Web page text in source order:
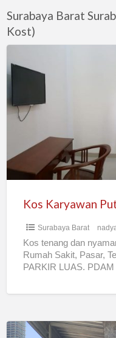
Surabaya Barat
Kost)
Karyawan
Single
Wiyung
Surabaya
Barat
Surabaya Barat
Kos tenang dan
Rumah Sakit, Pasar,
PARKIR LUAS.
Kost